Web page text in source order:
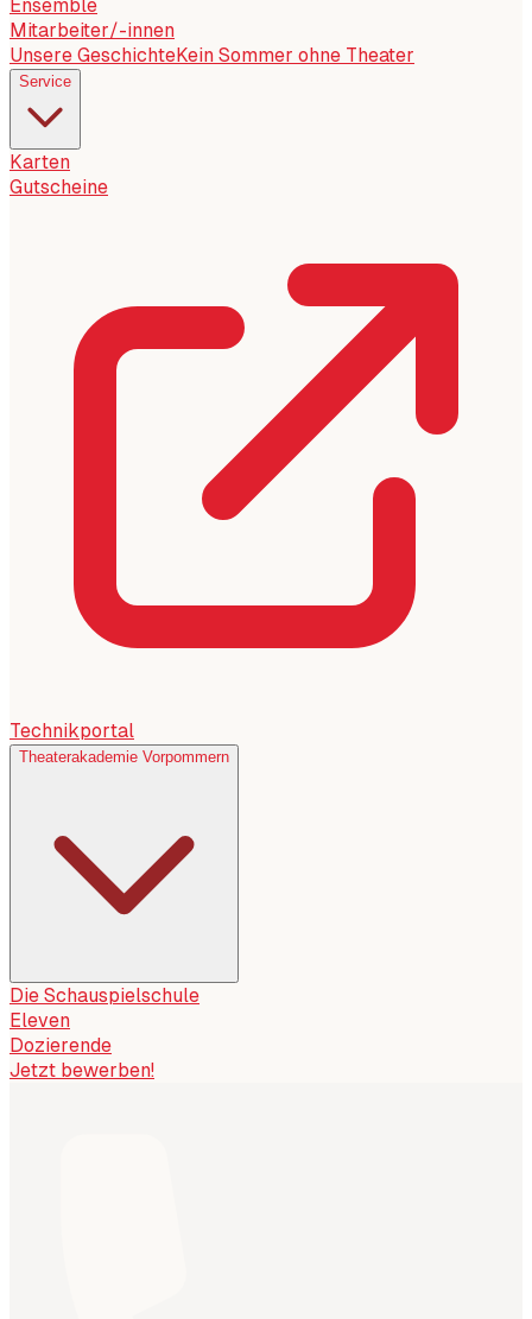
Ensemble
Mitarbeiter/-innen
Unsere GeschichteKein Sommer ohne Theater
Service
Karten
Gutscheine
Technikportal
Theaterakademie Vorpommern
Die Schauspielschule
Eleven
Dozierende
Jetzt bewerben!